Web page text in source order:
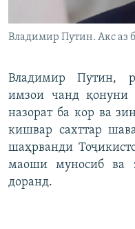
Владимир Путин. Акс аз
Владимир Путин,
имзои чанд қонуни
назорат ба кор ва
кишвар сахттар
шаҳрванди
маоши муносиб ва
доранд.